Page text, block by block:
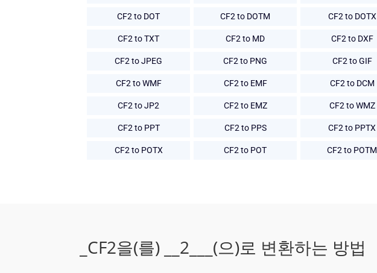
CF2 to DOT CF2 to DOTM CF2 to DOTX
CF2 to TXT CF2 to MD CF2 to DXF
CF2 to JPEG CF2 to PNG CF2 to GIF
CF2 to WMF CF2 to EMF CF2 to DCM
CF2 to JP2 CF2 to EMZ CF2 to WMZ
CF2 to PPT CF2 to PPS CF2 to PPTX
CF2 to POTX CF2 to POT CF2 to POTM
_CF2을(를) __2___(으)로 변환하는 방법